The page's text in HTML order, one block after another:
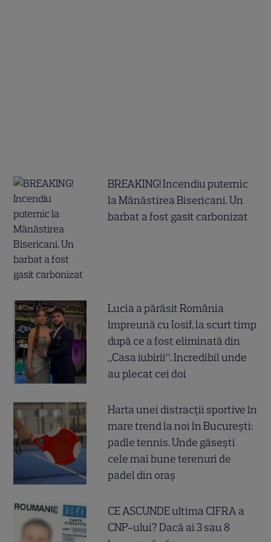
BREAKING! Incendiu puternic
la Mănăstirea Bisericani. Un
barbat a fost gasit carbonizat
Lucia a părăsit România
împreună cu Iosif, la scurt timp
după ce a fost eliminată din
„Casa iubirii”. Incredibil unde
au plecat cei doi
Harta unei distracții sportive în
mare trend la noi în București:
padle tennis. Unde găsești
cele mai bune terenuri de
padel din oraș
CE ASCUNDE ultima CIFRA a
CNP-ului? Dacă ai 3 sau 8